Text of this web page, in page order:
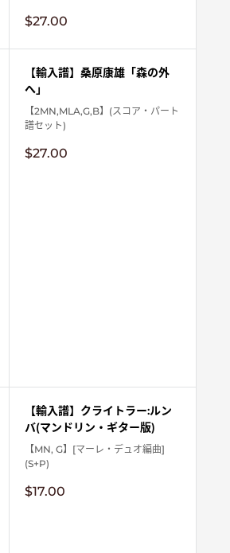
販
価
$27.00
【輸入譜】桑原康雄「森の外
へ」
【2MN,MLA,G,B】(スコア・パート
譜セット)
販
$27.00
【輸入譜】クライトラー:ルン
バ(マンドリン・ギター版)
【MN, G】[マーレ・デュオ編曲]
(S+P)
販
$17.00